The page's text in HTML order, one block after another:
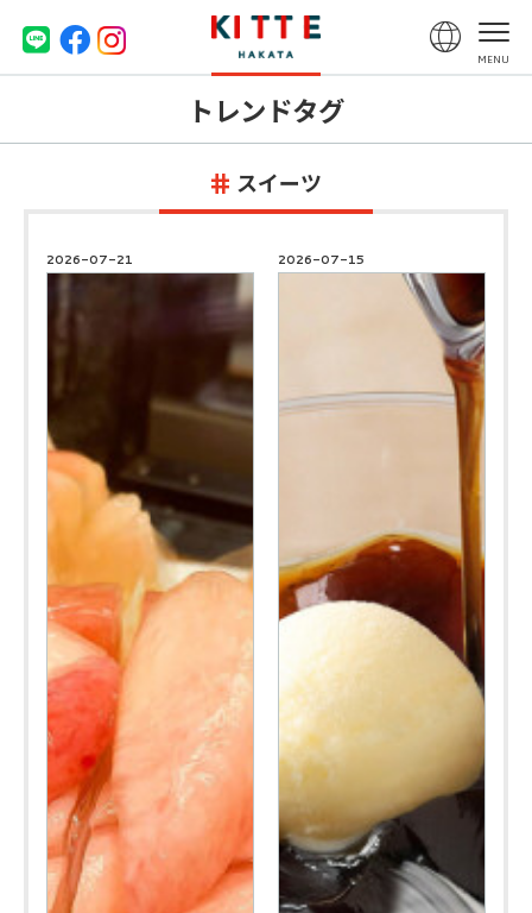
トレンドタグ
スイーツ
2026-07-21 2026-07-15